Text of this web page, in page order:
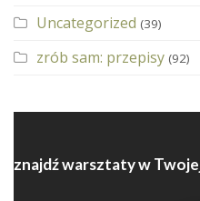
Uncategorized (39)
zrób sam: przepisy (92)
znajdź warsztaty w